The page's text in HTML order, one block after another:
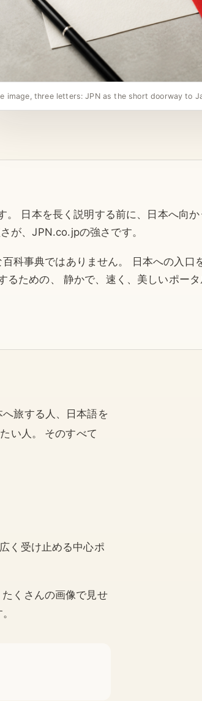
image, three letters: JPN as the short doorway to
。 日本を長く説明する前に、日本へ向
が、JPN.co.jpの強さです。
科事典ではありません。 日本への入口
るための、 静かで、速く、美しいポータ
旅する人、日本語を
い人。 そのすべて
く受け止める中心ポ
くさんの画像で見せ